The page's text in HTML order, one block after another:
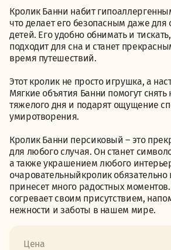
Кролик Банни набит
что делает его безопасным даже
детей. Его удобно обнимать и
подходит для сна и станет
время путешествий.
Этот кролик не просто игрушка, а
Мягкие объятия Банни помогут
тяжелого дня и подарят ощущение
умиротворения.
Кролик Банни персиковый – это
для любого случая. Он станет
а также украшением любого
очаровательныйкролик обязательно
принесет много радостных
согревает своим присутствием,
нежности и заботы в нашем мире.
Цена